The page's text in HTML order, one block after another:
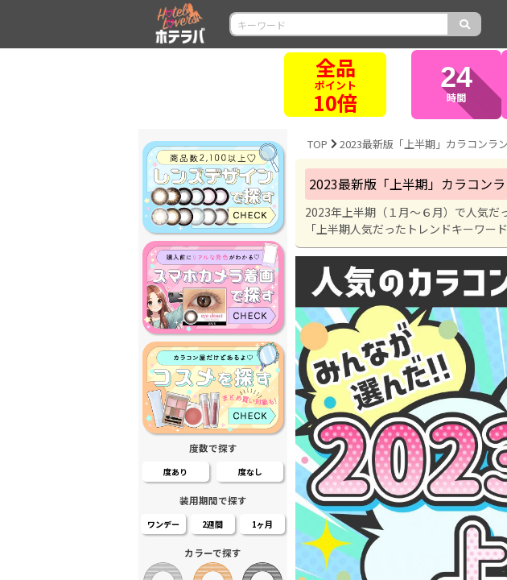
終了
まで
残り
24
時間
度数で探す
度あり 度なし
装用期間で探す
ワンデー 2週間 1ヶ月
カラーで探す
TOP 2023最新版「上半期」カラコンラ
2023最新版「上半期」カラコン
2023年上半期（１月〜６月）で人気だ
「上半期人気だったトレンドキーワー